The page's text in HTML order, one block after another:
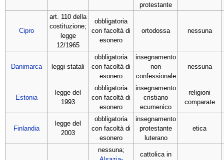
protestante
Cipro
art. 110 della
costituzione;
legge
12/1965
obbligatoria
con facoltà di
esonero
ortodossa nessuna
Danimarca leggi statali
obbligatoria
con facoltà di
esonero
insegnamento
non
confessionale
nessuna
Estonia
legge del
1993
obbligatoria
con facoltà di
esonero
insegnamento
cristiano
ecumenico
religioni
comparate
Finlandia
legge del
2003
obbligatoria
con facoltà di
esonero
insegnamento
protestante
luterano
etica
nessuna;
cattolica in